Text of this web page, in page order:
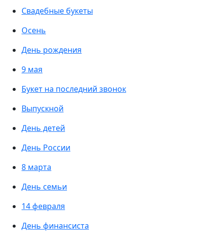
Свадебные букеты
Осень
День рождения
9 мая
Букет на последний звонок
Выпускной
День детей
День России
8 марта
День семьи
14 февраля
День финансиста